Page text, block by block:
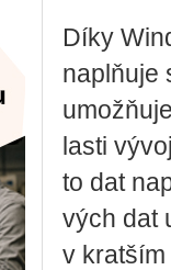
Díky
napl­ňuje
las­ti
to dat
vých dat
v